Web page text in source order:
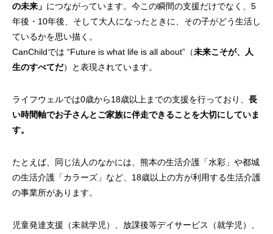
の未来」 につながっています。今この瞬間の支援だけでなく、5
年後・10年後、そして大人になったときに、その子がどう生活し
ているかを思い描く。
CanChildでは “Future is what life is all about”（未来こそが、人
生のすべてだ）と表現されています。
ライフウェルでは0歳から18歳以上までの支援を行っており、 長
い時間軸でお子さんとご家族に伴走できることを大切にしていま
す。
たとえば、同じ法人のなかには、熊本の生活介護「水彩」や都城
の生活介護「カラーズ」など、18歳以上の方が利用する生活介護
の事業所があります。
児童発達支援（未就学児）、放課後等デイサービス（就学児）、